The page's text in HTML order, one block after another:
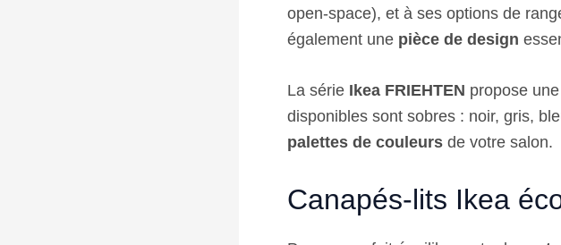
open-space), et à ses options de
également une pièce de design
La série Ikea FRIEHTEN propose
disponibles sont sobres : noir, gris,
palettes de couleurs de votre salon.
Canapés-lits Ikea